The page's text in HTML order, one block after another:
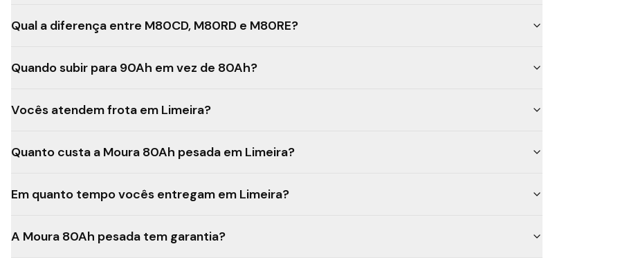
Qual a diferença entre M80CD, M80RD e M80RE?
Quando subir para 90Ah em vez de 80Ah?
Vocês atendem frota em Limeira?
Quanto custa a Moura 80Ah pesada em Limeira?
Em quanto tempo vocês entregam em Limeira?
A Moura 80Ah pesada tem garantia?